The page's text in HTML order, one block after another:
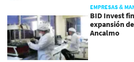
EMPRESAS &
BID Invest
expansión
Ancalmo